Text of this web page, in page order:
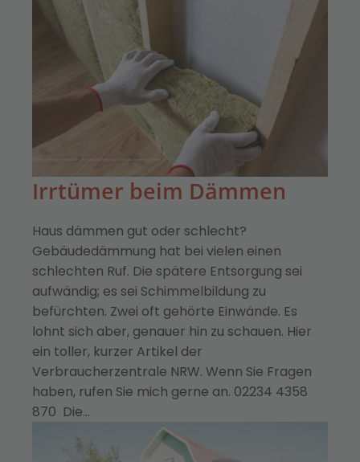
Irrtümer beim Dämmen
Haus dämmen gut oder schlecht?
Gebäudedämmung hat bei vielen einen
schlechten Ruf. Die spätere Entsorgung sei
aufwändig; es sei Schimmelbildung zu
befürchten. Zwei oft gehörte Einwände. Es
lohnt sich aber, genauer hin zu schauen. Hier
ein toller, kurzer Artikel der
Verbraucherzentrale NRW. Wenn Sie Fragen
haben, rufen Sie mich gerne an. 02234 4358
870 Die…